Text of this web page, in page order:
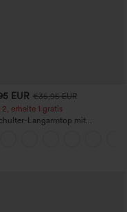
EUR €35,95 EUR
2, erhalte 1 gratis
Langarmtop mit
geschwungener Saum
schnell trocknend – Yoga-
mit integriertem BH